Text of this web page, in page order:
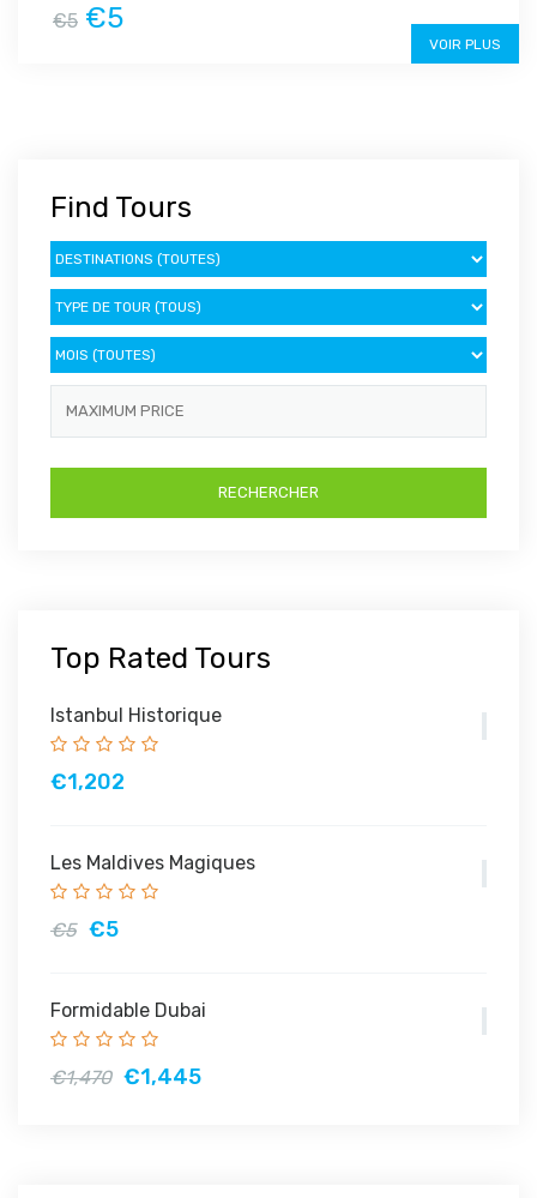
€5 €5
VOIR PLUS
Find Tours
Top Rated Tours
Istanbul Historique
€1,202
Les Maldives Magiques
€5 €5
Formidable Dubai
€1,470 €1,445